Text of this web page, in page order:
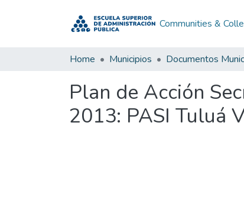
Communities &
Home Municipios Documentos
Plan de Acción
2013: PASI Tuluá